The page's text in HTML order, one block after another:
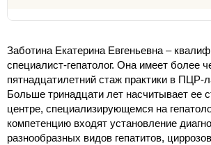
Заботина Екатерина Евгеньевна –
специалист-гепатолог. Она имеет более
пятнадцатилетний стаж практики в ПЦР-
Больше тринадцати лет насчитывает ее
центре, специализирующемся на
компетенцию входят установление
разнообразных видов гепатитов,